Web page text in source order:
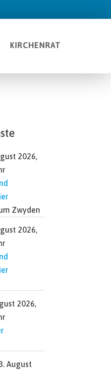
KIRCHENRAT
2026,
Zwyden
2026,
2026,
August